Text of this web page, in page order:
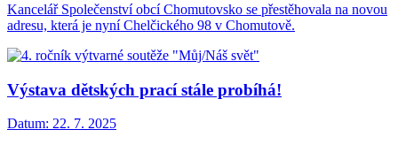
Kancelář Společenství obcí Chomutovsko se přestěhovala na novou
adresu, která je nyní Chelčického 98 v Chomutově.
Výstava dětských prací stále probíhá!
Datum: 22. 7. 2025